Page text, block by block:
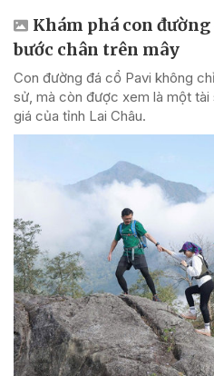
Khám phá con đường
bước chân trên mây
Con đường đá cổ Pavi không
sử, mà còn được xem là một tài
giá của tỉnh Lai Châu.